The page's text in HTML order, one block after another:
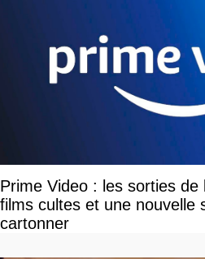
Prime Video : les sorties
films cultes et une nouvelle
cartonner